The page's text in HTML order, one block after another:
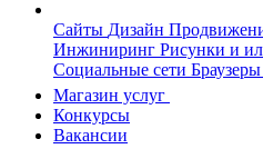
Сайты Дизайн
Инжиниринг Рисунки и
Социальные сети Браузеры
Магазин услуг
Конкурсы
Вакансии